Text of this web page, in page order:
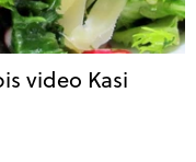
video Kasi